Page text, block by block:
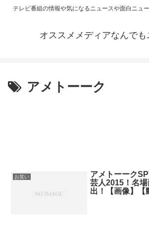
テレビ番組の情報や気になるニュースや面白ニュ
オススメメディアなんでも
アメトーーク
お笑い
アメトーーク
芸人2015！名
出！【画像】【